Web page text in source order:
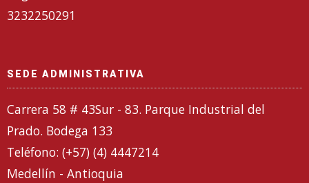
3232250291
SEDE ADMINISTRATIVA
Carrera 58 # 43Sur - 83. Parque Industrial del
Prado. Bodega 133
Teléfono: (+57) (4) 4447214
Medellín - Antioquia